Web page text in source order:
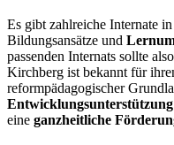
Es gibt zahlreiche Internate
Bildungsansätze und
passenden Internats sollte
Kirchberg ist bekannt für
reformpädagogischer
Entwicklungsunterstützung
eine ganzheitliche